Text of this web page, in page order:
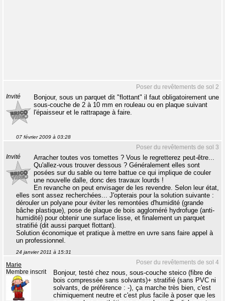
Poser du revêtements de sol 2
Invité
Bonjour, sous un parquet dit "flottant" il faut obligatoirement une
sous-couche de 2 à 10 mm en rouleau ou en plaque suivant
l'épaisseur et le rattrapage à faire.
07 février 2009 à 03:28
Poser du revêtements de sol 3
Invité
Arracher toutes vos tomettes ? Vous le regretterez peut-être...
Qu'allez-vous trouver dessous ? Généralement elles sont
posées sur du sable ou terre battue ce qui implique de couler
une nouvelle dalle, donc des travaux lourds !
En revanche on peut envisager de les revendre. Selon leur état,
elles sont assez recherchées... J'opterais pour la solution suivante :
dérouler un polyane pour éviter les remontées d'humidité (grande
bâche plastique), pose de plaque de bois aggloméré hydrofuge (anti-
humidité) pour obtenir une surface lisse, et finalement un parquet
stratifié (dit aussi parquet flottant).
Solution économique et pratique à mettre en uvre sans faire appel à
un professionnel.
24 janvier 2011 à 15:31
Poser du revêtements de sol 4
Marie
Membre inscrit
Bonjour, testé chez nous, sous-couche steico (fibre de
bois compressée sans solvants)+ stratifié (sans PVC ni
solvants, de préférence : -), ça marche très bien, c'est
chimiquement neutre et c'est plus facile à poser que les